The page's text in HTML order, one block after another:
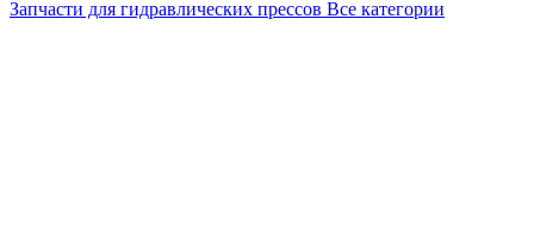
Запчасти для гидравлических прессов Все категории